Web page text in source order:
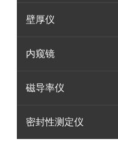
壁厚仪
内窥镜
磁导率仪
密封性测定仪